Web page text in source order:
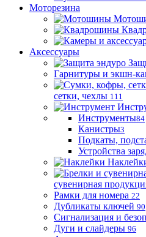
Моторезина
Аксессуары
Гарнитуры и экшн-
сетки, чехлы 111
Инструменты84
Канистры3
Подкаты,
Устройства
сувенирная
Рамки для номера 22
Дубликаты ключей 90
Сигнализация и
Дуги и слайдеры 96